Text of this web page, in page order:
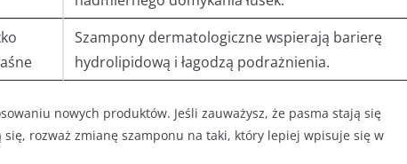
Szampony dermatologiczne wspierają barierę
hydrolipidową i łagodzą podrażnienia.
nowych produktów. Jeśli zauważysz, że pasma stają się
się, rozważ zmianę szamponu na taki, który lepiej wpisuje się w